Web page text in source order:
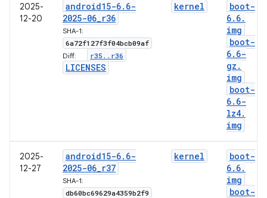
2025-
12-20
android15-6. 6-
2025-06_r36
SHA-1:
6a72f127f3f04bcb09af
Diff: r35 . . r36
LICENSES
kernel
boot-
6. 6.
img
boot-
6. 6-
gz .
img
boot-
6. 6-
lz4.
img
2025-
12-27
android15-6. 6-
2025-06_r37
SHA-1:
db60bc69629a4359b2f9
kernel
boot-
6. 6.
img
boot-